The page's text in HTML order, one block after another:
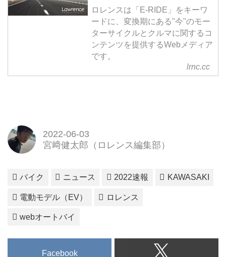
ロレンスは「E-RIDE」をキーワ
ードに、変換期にある"今"のモー
ターサイクルとクルマに関するコ
ンテンツを提供するWebメディア
です。
lrnc.cc
2022-06-03
宮﨑健太郎（ロレンス編集部）
バイク ニュース 2022速報 KAWASAKI
電動モデル（EV） ロレンス
webオートバイ
Facebook